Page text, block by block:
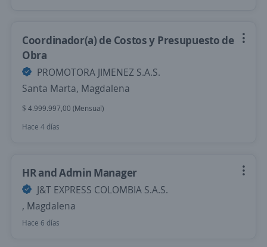
Coordinador(a) de Costos y Presupuesto de
Obra
PROMOTORA JIMENEZ S.A.S.
Santa Marta, Magdalena
$ 4.999.997,00 (Mensual)
Hace 4 días
HR and Admin Manager
J&T EXPRESS COLOMBIA S.A.S.
, Magdalena
Hace 6 días